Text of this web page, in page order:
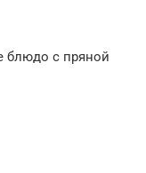
блюдо с пряной